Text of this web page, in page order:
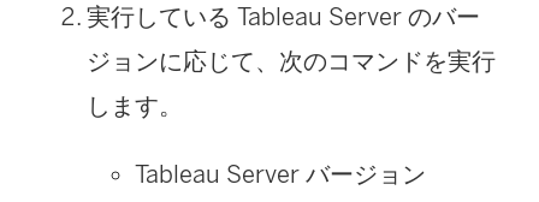
実行している Tableau Server のバー
ジョンに応じて、次のコマンドを実行
します。
Tableau Server バージョン